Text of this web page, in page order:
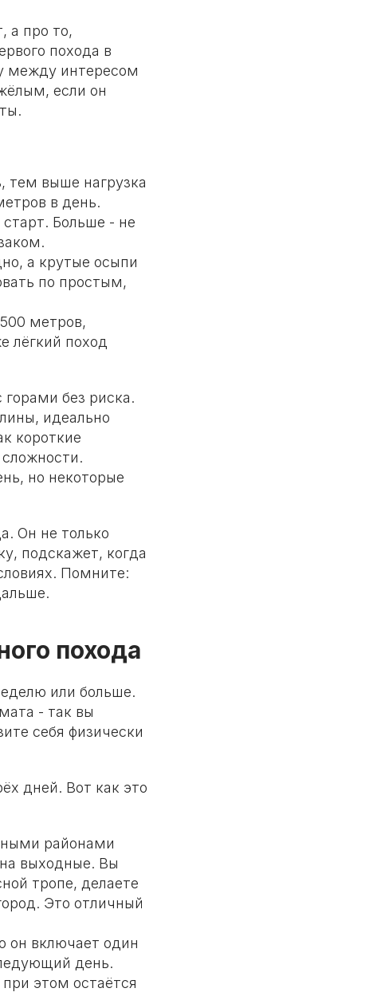
а про то,
похода в
между интересом
если он
тем выше нагрузка
в день.
Больше - не
а крутые осыпи
по простым,
метров,
лёгкий поход
без риска.
идеально
короткие
но некоторые
Он не только
подскажет, когда
Помните:
похода
или больше.
- так вы
себя физически
дней. Вот как это
районами
выходные. Вы
тропе, делаете
Это отличный
он включает один
день.
этом остаётся